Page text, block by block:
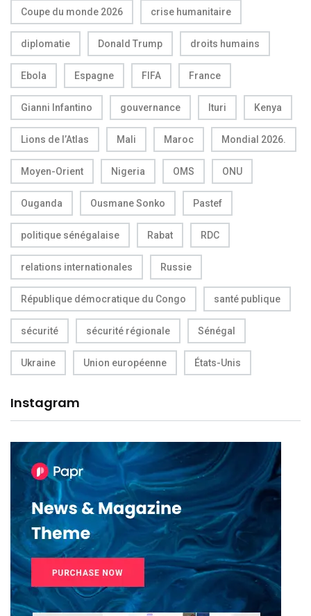
Coupe du monde 2026 crise humanitaire
diplomatie Donald Trump droits humains
Ebola Espagne FIFA France
Gianni Infantino gouvernance Ituri Kenya
Lions de l’Atlas Mali Maroc Mondial 2026.
Moyen-Orient Nigeria OMS ONU
Ouganda Ousmane Sonko Pastef
politique sénégalaise Rabat RDC
relations internationales Russie
République démocratique du Congo santé publique
sécurité sécurité régionale Sénégal
Ukraine Union européenne États-Unis
Instagram